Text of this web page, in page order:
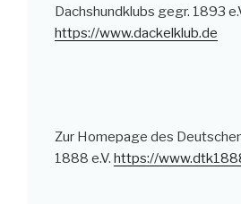
Dachshundklubs gegr. 1893
https://www.dackelklub.de
Zur Homepage des
1888 e.V.https://